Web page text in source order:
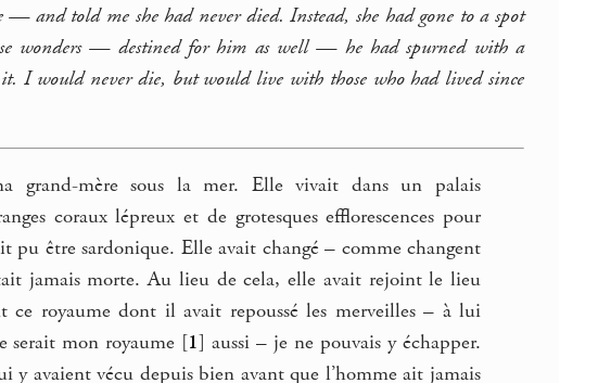
and told me she had never died. Instead, she had gone to a spot
wonders — destined for him as well — he had spurned with a
I would never die, but would live with those who had lived since
grand-mère sous la mer. Elle vivait dans un palais
coraux lépreux et de grotesques efflorescences pour
pu être sardonique. Elle avait changé – comme changent
jamais morte. Au lieu de cela, elle avait rejoint le lieu
royaume dont il avait repoussé les merveilles – à lui
serait mon royaume [1] aussi – je ne pouvais y échapper.
y avaient vécu depuis bien avant que l’homme ait jamais